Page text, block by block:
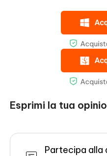
Esprimi la tua
Partecipa alla